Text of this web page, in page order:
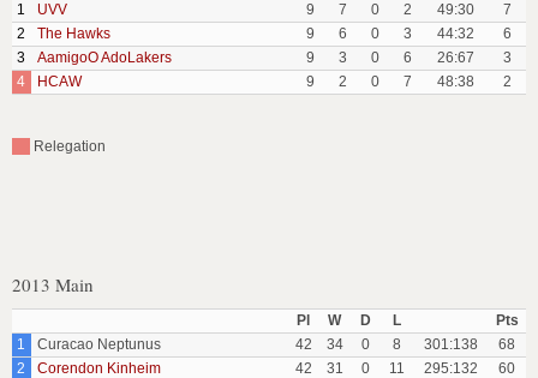
1
UVV 9 7 0 2 49:30
7
2
The Hawks 9 6 0 3 44:32
6
3
AamigoO AdoLakers 9 3 0 6 26:67
3
4
HCAW 9 2 0 7 48:38 2
Relegation
2013 Main
Pl W D L
Pts
1
Curacao Neptunus 42 34 0 8 301:138
68
2
Corendon Kinheim 42 31 0 11 295:132
60